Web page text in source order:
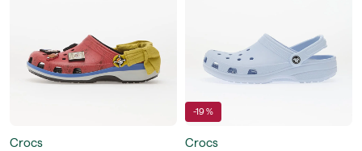
Crocs
-19 %
Crocs